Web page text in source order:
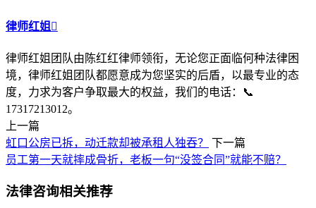
律师红姐 
律师红姐团队由陈红红律师领衔，无论您正面临何种法律困
境，律师红姐团队都愿意成为您坚实的后盾，以最专业的态
度，力求为客户争取最大的权益，我们的电话：📞
17317213012。
上一篇
虹口公房已拆，动迁款却被承租人独吞？
下一篇
员工第一天就摔成骨折，老板一句“没签合同”就能不赔？
法律咨询相关推荐